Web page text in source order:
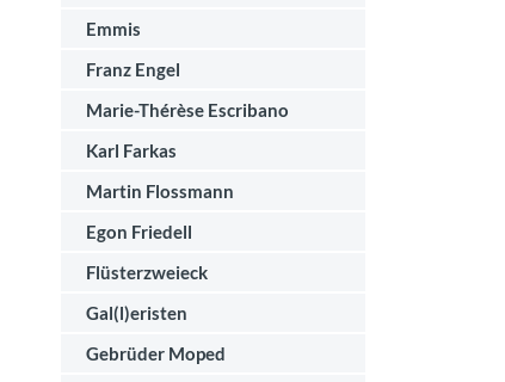
Emmis
Franz Engel
Marie-Thérèse Escribano
Karl Farkas
Martin Flossmann
Egon Friedell
Flüsterzweieck
Gal(l)eristen
Gebrüder Moped